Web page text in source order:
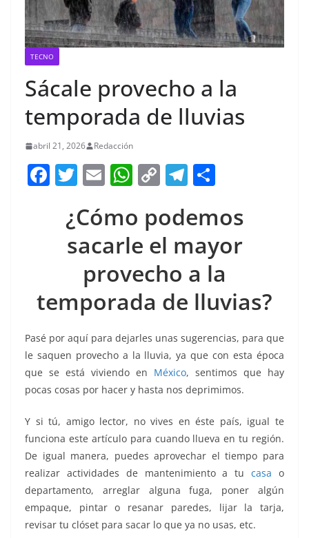
TECNO
Sácale provecho a la
temporada de lluvias
abril 21, 2026 Redacción
F
o
k
T
itt
er
E
ai
l
W
at
s
A
p
p
C
p
y
Li
n
k
T
e
gr
a
m
ar
e
¿Cómo podemos
sacarle el mayor
provecho a la
temporada de lluvias?
Pasé por aquí para dejarles unas sugerencias, para que
le saquen provecho a la lluvia, ya que con esta época
que se está viviendo en México, sentimos que hay
pocas cosas por hacer y hasta nos deprimimos.
Y si tú, amigo lector, no vives en éste país, igual te
funciona este artículo para cuando llueva en tu región.
De igual manera, puedes aprovechar el tiempo para
realizar actividades de mantenimiento a tucasao
departamento, arreglar alguna fuga, poner algún
empaque, pintar o resanar paredes, lijar la tarja,
revisar tu clóset para sacar lo que ya no usas, etc.